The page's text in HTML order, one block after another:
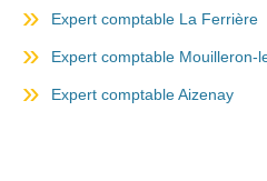
Expert comptable La Ferrière
Expert comptable Mouilleron-
Expert comptable Aizenay